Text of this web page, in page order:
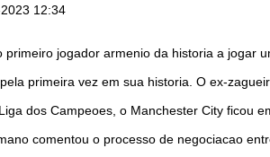
12:34
primeiro jogador armenio da historia a jogar
primeira vez em sua historia. O ex-
dos Campeoes, o Manchester City ficou
comentou o processo de negociacao